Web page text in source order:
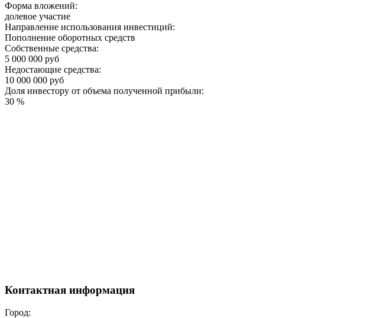
Форма вложений:
долевое участие
Направление использования инвестиций:
Пополнение оборотных средств
Собственные средства:
5 000 000 руб
Недостающие средства:
10 000 000 руб
Доля инвестору от объема полученной прибыли:
30 %
Контактная информация
Город: